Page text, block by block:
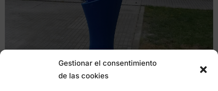
Gestionar el consentimiento
de las cookies